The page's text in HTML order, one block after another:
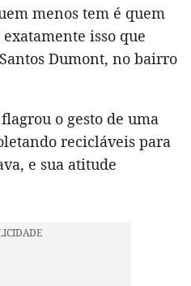
menos tem é quem
isso que
Dumont, no bairro
o gesto de uma
recicláveis para
e sua atitude